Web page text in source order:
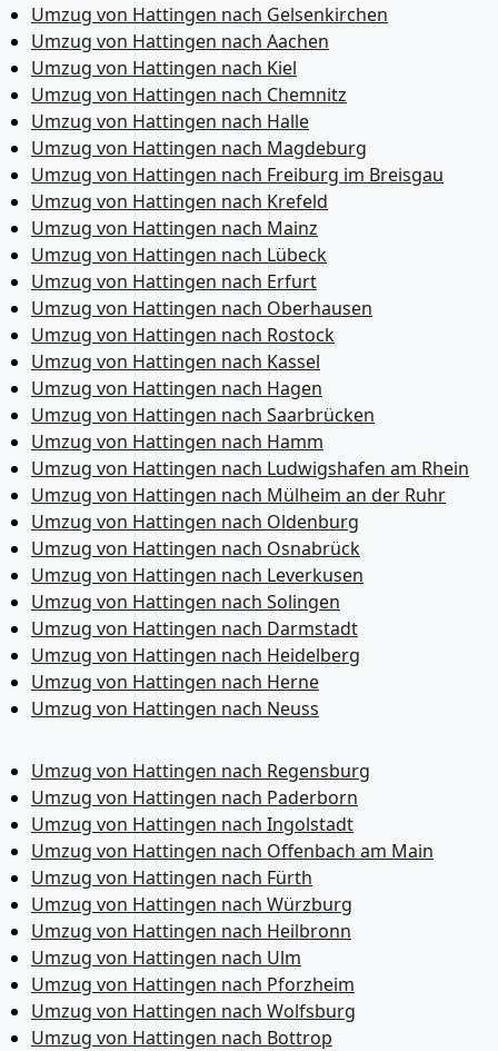
Umzug von Hattingen nach Gelsenkirchen
Umzug von Hattingen nach Aachen
Umzug von Hattingen nach Kiel
Umzug von Hattingen nach Chemnitz
Umzug von Hattingen nach Halle
Umzug von Hattingen nach Magdeburg
Umzug von Hattingen nach Freiburg im Breisgau
Umzug von Hattingen nach Krefeld
Umzug von Hattingen nach Mainz
Umzug von Hattingen nach Lübeck
Umzug von Hattingen nach Erfurt
Umzug von Hattingen nach Oberhausen
Umzug von Hattingen nach Rostock
Umzug von Hattingen nach Kassel
Umzug von Hattingen nach Hagen
Umzug von Hattingen nach Saarbrücken
Umzug von Hattingen nach Hamm
Umzug von Hattingen nach Ludwigshafen am Rhein
Umzug von Hattingen nach Mülheim an der Ruhr
Umzug von Hattingen nach Oldenburg
Umzug von Hattingen nach Osnabrück
Umzug von Hattingen nach Leverkusen
Umzug von Hattingen nach Solingen
Umzug von Hattingen nach Darmstadt
Umzug von Hattingen nach Heidelberg
Umzug von Hattingen nach Herne
Umzug von Hattingen nach Neuss
Umzug von Hattingen nach Regensburg
Umzug von Hattingen nach Paderborn
Umzug von Hattingen nach Ingolstadt
Umzug von Hattingen nach Offenbach am Main
Umzug von Hattingen nach Fürth
Umzug von Hattingen nach Würzburg
Umzug von Hattingen nach Heilbronn
Umzug von Hattingen nach Ulm
Umzug von Hattingen nach Pforzheim
Umzug von Hattingen nach Wolfsburg
Umzug von Hattingen nach Bottrop